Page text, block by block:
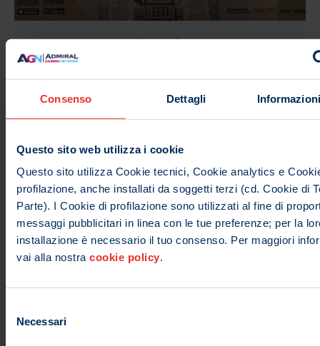
Consenso Dettagli
Questo sito web utilizza i cookie
Questo sito utilizza Cookie tecnici, Cookie analytics e
profilazione, anche installati da soggetti terzi (cd. Cookie di
Parte). I Cookie di profilazione sono utilizzati al fine di
messaggi pubblicitari in linea con le tue preferenze; per la
installazione è necessario il tuo consenso. Per maggiori
vai alla nostra cookie policy.
delNecessari
AGN PRESENTA L’APP “MENORAH –
THE GAME”
LEGGI TUTTO »
« Precedente 1 2 3 4 5 Successivo »